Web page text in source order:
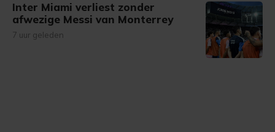
Inter Miami verliest zonder
afwezige Messi van Monterrey
7 uur geleden